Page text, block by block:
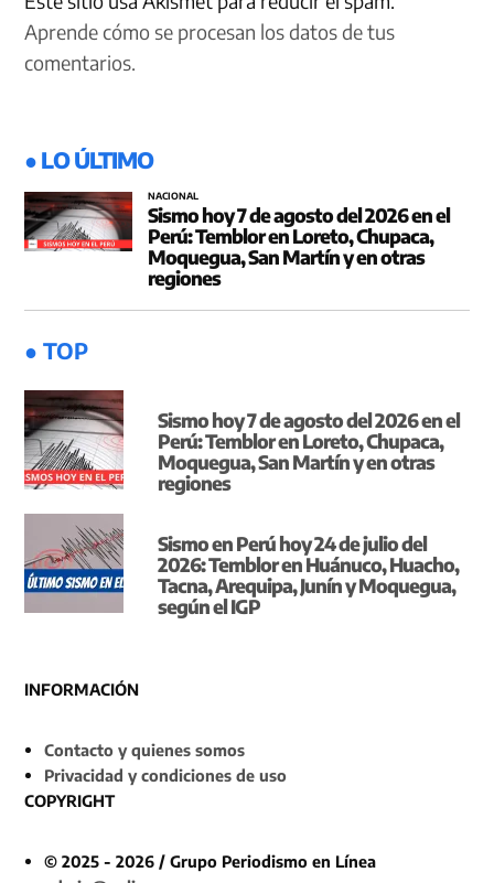
Aprende cómo se procesan los datos de tus
comentarios.
● LO ÚLTIMO
NACIONAL
Sismo hoy 7 de agosto del 2026 en el
Perú: Temblor en Loreto, Chupaca,
Moquegua, San Martín y en otras
regiones
● TOP
Sismo hoy 7 de agosto del 2026 en el
Perú: Temblor en Loreto, Chupaca,
Moquegua, San Martín y en otras
regiones
Sismo en Perú hoy 24 de julio del
2026: Temblor en Huánuco, Huacho,
Tacna, Arequipa, Junín y Moquegua,
según el IGP
INFORMACIÓN
Contacto y quienes somos
Privacidad y condiciones de uso
COPYRIGHT
© 2025 - 2026 / Grupo Periodismo en Línea